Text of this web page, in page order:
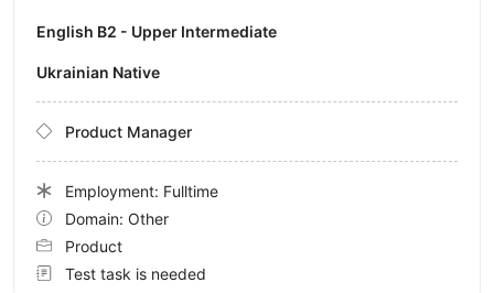
English B2 - Upper Intermediate
Ukrainian Native
Product Manager
Employment: Fulltime
Domain: Other
Product
Test task is needed